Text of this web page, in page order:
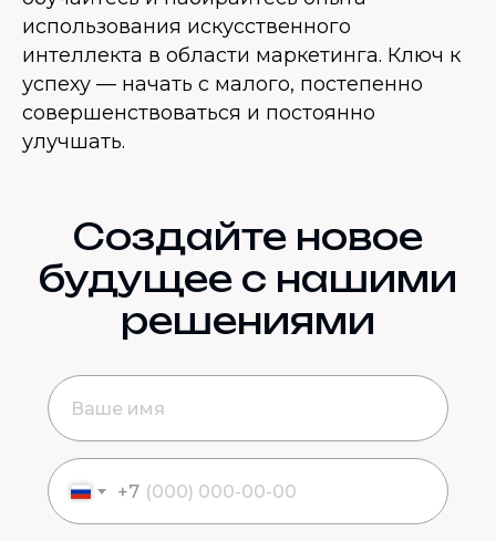
использования искусственного
интеллекта в области маркетинга. Ключ к
успеху — начать с малого, постепенно
совершенствоваться и постоянно
улучшать.
Создайте новое
будущее с нашими
решениями
+7